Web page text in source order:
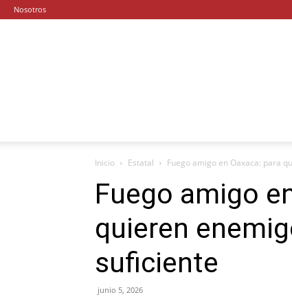
Nosotros
Inicio Estatal Fuego amigo en Oaxaca: para
Fuego amigo
quieren
suficiente
junio 5, 2026